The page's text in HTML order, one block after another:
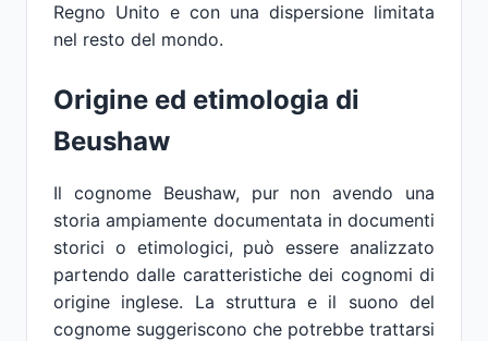
Regno Unito e con una dispersione limitata
nel resto del mondo.
Origine ed etimologia di
Beushaw
Il cognome Beushaw, pur non avendo una
storia ampiamente documentata in documenti
storici o etimologici, può essere analizzato
partendo dalle caratteristiche dei cognomi di
origine inglese. La struttura e il suono del
cognome suggeriscono che potrebbe trattarsi